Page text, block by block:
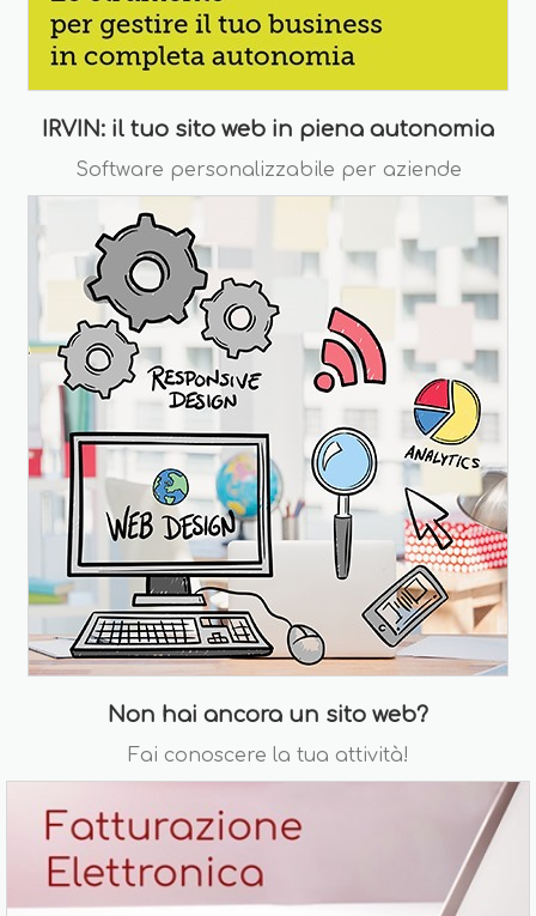
IRVIN: il tuo sito web in piena autonomia
Software personalizzabile per aziende
Non hai ancora un sito web?
Fai conoscere la tua attività!